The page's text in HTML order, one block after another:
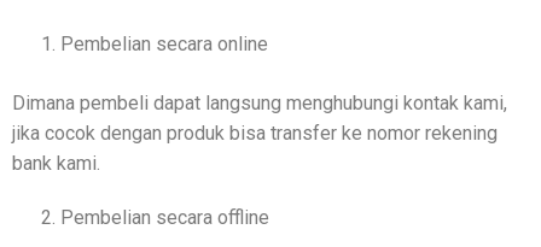
Pembelian secara online
Dimana pembeli dapat langsung menghubungi kontak kami,
jika cocok dengan produk bisa transfer ke nomor rekening
bank kami.
Pembelian secara offline